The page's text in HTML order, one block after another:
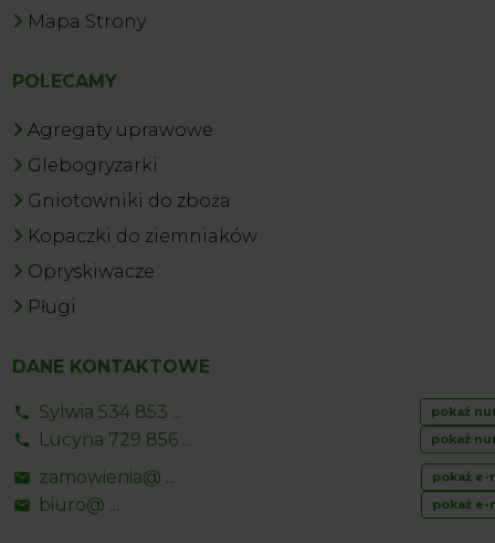
Mapa Strony
POLECAMY
Agregaty uprawowe
Glebogryzarki
Gniotowniki do zboża
Kopaczki do ziemniaków
Opryskiwacze
Pługi
DANE KONTAKTOWE
Sylwia 534 853 ... pokaż
Lucyna 729 856 ... pokaż
zamowienia@ ... pokaż e-
biuro@ ... pokaż e-